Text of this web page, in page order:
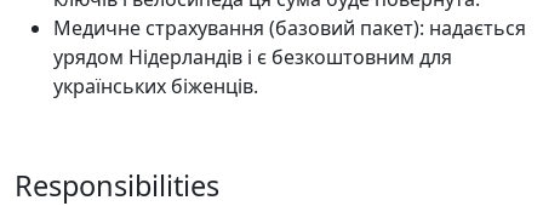
Медичне страхування (базовий пакет): надається
урядом Нідерландів і є безкоштовним для
українських біженців.
Responsibilities